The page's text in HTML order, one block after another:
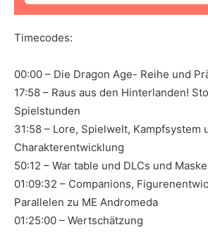
Timecodes:
00:00 – Die Dragon Age- Reihe und
17:58 – Raus aus den Hinterlanden!
Spielstunden
31:58 – Lore, Spielwelt, Kampfsystem
Charakterentwicklung
50:12 – War table und DLCs und
01:09:32 – Companions,
Parallelen zu ME Andromeda
01:25:00 – Wertschätzung